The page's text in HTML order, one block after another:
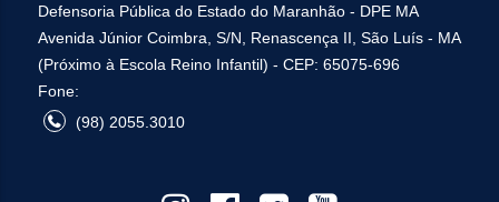
Defensoria Pública do Estado do Maranhão - DPE MA
Avenida Júnior Coimbra, S/N, Renascença II, São Luís - MA
(Próximo à Escola Reino Infantil) - CEP: 65075-696
Fone:
(98) 2055.3010